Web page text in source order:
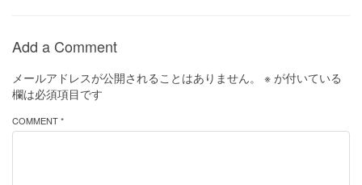
Add a Comment
メールアドレスが公開されることはありません。 ※ が付いている
欄は必須項目です
COMMENT *